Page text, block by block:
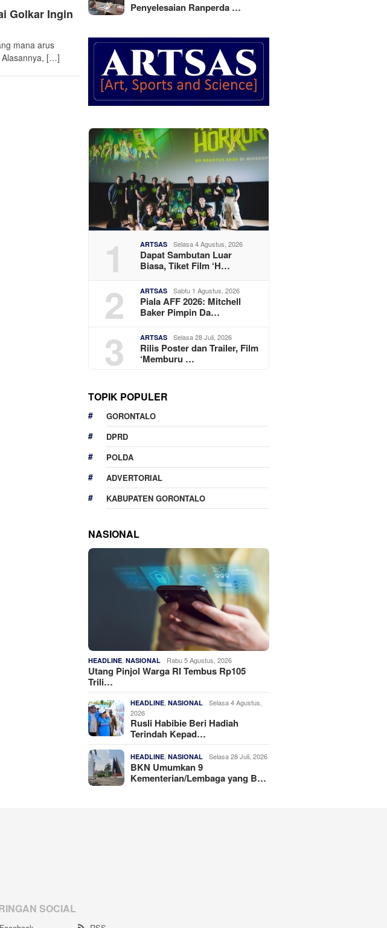
Golkar Ingin
mana arus
Alasannya, […]
Penyelesaian Ranperda …
1 ARTSAS Selasa 4 Agustus, 2026
Dapat Sambutan Luar
Biasa, Tiket Film ‘H…
2 ARTSAS Sabtu 1 Agustus, 2026
Piala AFF 2026: Mitchell
Baker Pimpin Da…
3 ARTSAS Selasa 28 Juli, 2026
Rilis Poster dan Trailer, Film
‘Memburu …
TOPIK POPULER
GORONTALO
DPRD
POLDA
ADVERTORIAL
KABUPATEN GORONTALO
NASIONAL
HEADLINE ,NASIONAL Rabu 5 Agustus, 2026
Utang Pinjol Warga RI Tembus Rp105
Trili…
HEADLINE ,NASIONAL
Selasa 4 Agustus,
2026
Rusli Habibie Beri Hadiah
Terindah Kepad…
HEADLINE ,NASIONAL Selasa 28 Juli, 2026
BKN Umumkan 9
Kementerian/Lembaga yang B…
SOCIAL